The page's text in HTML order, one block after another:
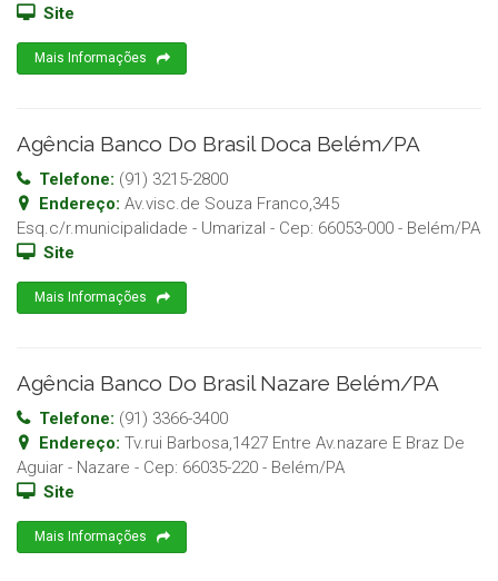
Site
Mais Informações
Agência Banco Do Brasil Doca Belém/PA
Telefone: (91) 3215-2800
Endereço: Av.visc.de Souza Franco,345
Esq.c/r.municipalidade - Umarizal - Cep: 66053-000 - Belém/PA
Site
Mais Informações
Agência Banco Do Brasil Nazare Belém/PA
Telefone: (91) 3366-3400
Endereço: Tv.rui Barbosa,1427 Entre Av.nazare E Braz De
Aguiar - Nazare - Cep: 66035-220 - Belém/PA
Site
Mais Informações